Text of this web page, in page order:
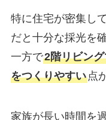
特に住宅が密集し
だと十分な採光を
一方で2階リビン
をつくりやすい点
家族が長い時間を